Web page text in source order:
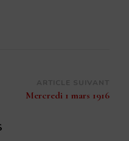
Mercredi 1 mars 1916